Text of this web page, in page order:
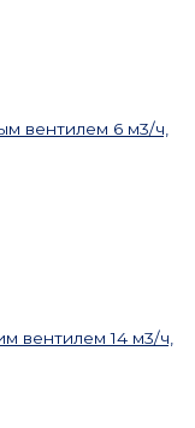
вентилем 6 м3/ч,
вентилем 14 м3/ч,